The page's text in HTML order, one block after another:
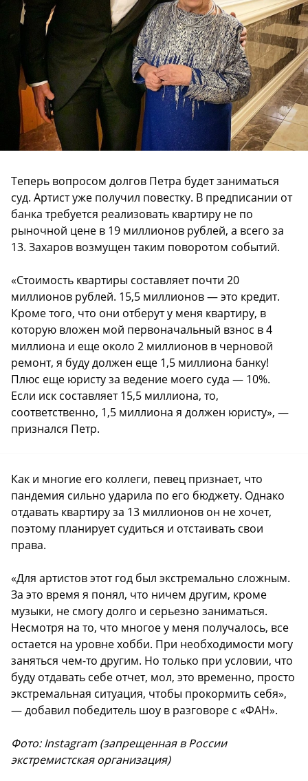
Теперь вопросом долгов Петра будет заниматься
суд. Артист уже получил повестку. В предписании от
банка требуется реализовать квартиру не по
рыночной цене в 19 миллионов рублей, а всего за
13. Захаров возмущен таким поворотом событий.
«Стоимость квартиры составляет почти 20
миллионов рублей. 15,5 миллионов — это кредит.
Кроме того, что они отберут у меня квартиру, в
которую вложен мой первоначальный взнос в 4
миллиона и еще около 2 миллионов в черновой
ремонт, я буду должен еще 1,5 миллиона банку!
Плюс еще юристу за ведение моего суда — 10%.
Если иск составляет 15,5 миллиона, то,
соответственно, 1,5 миллиона я должен юристу», —
признался Петр.
Как и многие его коллеги, певец признает, что
пандемия сильно ударила по его бюджету. Однако
отдавать квартиру за 13 миллионов он не хочет,
поэтому планирует судиться и отстаивать свои
права.
«Для артистов этот год был экстремально сложным.
За это время я понял, что ничем другим, кроме
музыки, не смогу долго и серьезно заниматься.
Несмотря на то, что многое у меня получалось, все
остается на уровне хобби. При необходимости могу
заняться чем-то другим. Но только при условии, что
буду отдавать себе отчет, мол, это временно, просто
экстремальная ситуация, чтобы прокормить себя»,
— добавил победитель шоу в разговоре с «ФАН».
Фото: Instagram (запрещенная в России
экстремистская организация)